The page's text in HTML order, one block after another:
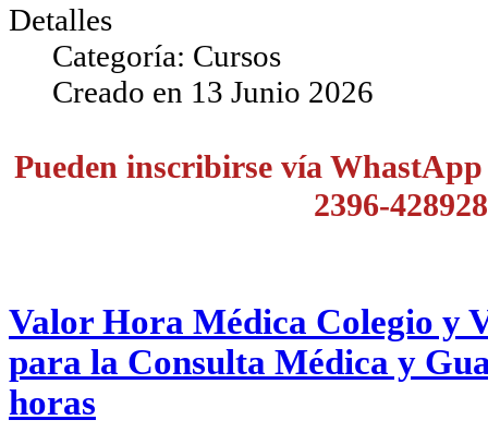
Detalles
Categoría: Cursos
Creado en 13 Junio 2026
Pueden inscribirse vía
2396-428928
Valor Hora Médica Colegio y
para la Consulta Médica y
horas